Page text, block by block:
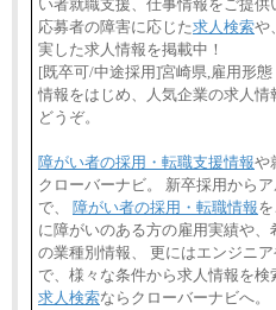
い者就職支援、仕事情報をご提供
応募者の障害に応じた求人検索や
実した求人情報を掲載中！
[既卒可/中途採用]宮崎県,雇用形
情報をはじめ、人気企業の求人
どうぞ。
障がい者の採用・転職支援情報や
クローバーナビ。 新卒採用から
で、 障がい者の採用・転職情報
に障がいのある方の雇用実績や
の業種別情報、 更にはエンジニ
で、様々な条件から求人情報を検
求人検索ならクローバーナビへ。